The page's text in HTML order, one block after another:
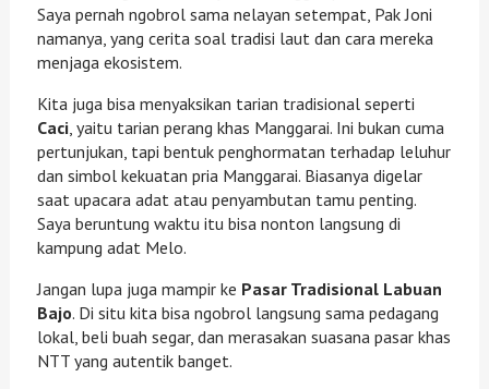
Saya pernah ngobrol sama nelayan setempat, Pak Joni
namanya, yang cerita soal tradisi laut dan cara mereka
menjaga ekosistem.
Kita juga bisa menyaksikan tarian tradisional seperti
Caci, yaitu tarian perang khas Manggarai. Ini bukan cuma
pertunjukan, tapi bentuk penghormatan terhadap leluhur
dan simbol kekuatan pria Manggarai. Biasanya digelar
saat upacara adat atau penyambutan tamu penting.
Saya beruntung waktu itu bisa nonton langsung di
kampung adat Melo.
Jangan lupa juga mampir ke Pasar Tradisional Labuan
Bajo. Di situ kita bisa ngobrol langsung sama pedagang
lokal, beli buah segar, dan merasakan suasana pasar khas
NTT yang autentik banget.